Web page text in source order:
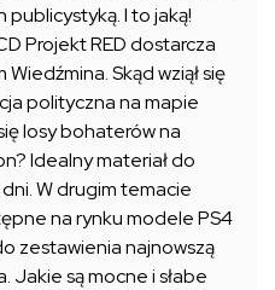
I to jaką!
Projekt RED dostarcza
Skąd wziął się
polityczna na mapie
losy bohaterów na
Idealny materiał do
W drugim temacie
na rynku modele PS4
zestawienia najnowszą
Jakie są mocne i słabe